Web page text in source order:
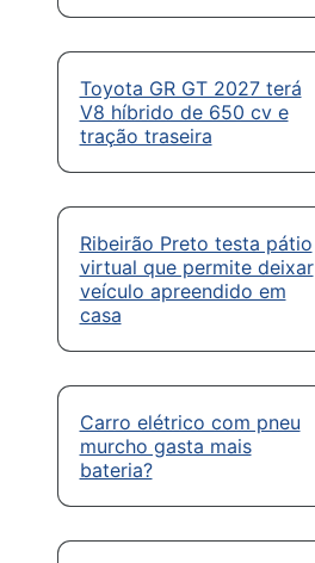
Toyota GR GT 2027 terá
V8 híbrido de 650 cv e
tração traseira
Ribeirão Preto testa pátio
virtual que permite deixar
veículo apreendido em
casa
Carro elétrico com pneu
murcho gasta mais
bateria?